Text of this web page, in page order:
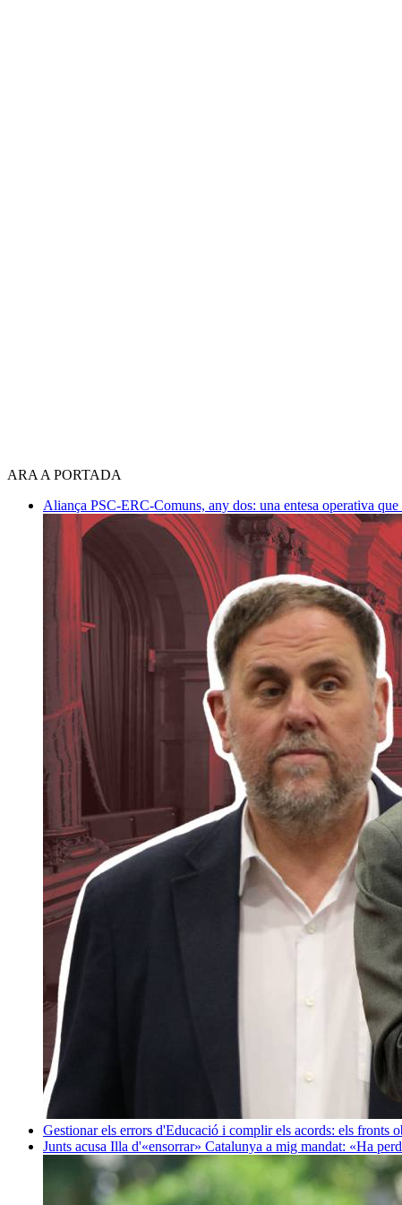
ARA A PORTADA
Aliança PSC-ERC-Comuns, any dos: una entesa operativa
Gestionar els errors d'Educació i complir els acords: els fronts
Junts acusa Illa d'«ensorrar» Catalunya a mig mandat: «Ha